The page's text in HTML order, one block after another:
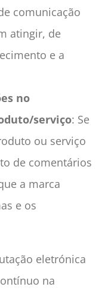
comunicação
atingir, de
e a
no
serviço: Se
ou serviço
de comentários
a marca
e os
eletrónica
na